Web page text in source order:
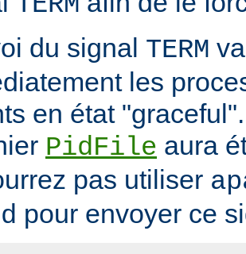
du signal TERM
les
en état
PidFile aura
pas utiliser
pour envoyer ce